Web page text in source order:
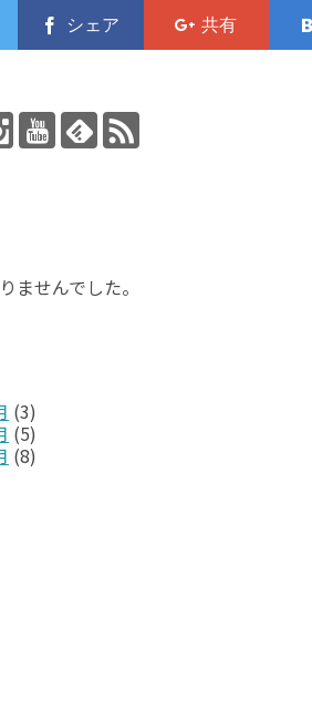
ませんでした。
(3)
(5)
(8)